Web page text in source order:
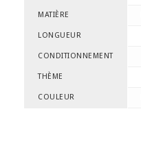
MATIÈRE
LONGUEUR
CONDITIONNEMENT
THÈME
COULEUR